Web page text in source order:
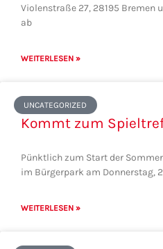
Violenstraße 27, 28195 Bremen
ab
WEITERLESEN »
UNCATEGORIZED
Kommt zum
Pünktlich zum Start der
im Bürgerpark am Donnerstag,
WEITERLESEN »